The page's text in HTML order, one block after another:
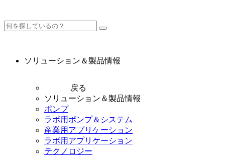
ソリューション＆製品情報
戻る
ソリューション＆製品情報
ポンプ
ラボ用ポンプ＆システム
産業用アプリケーション
ラボ用アプリケーション
テクノロジー